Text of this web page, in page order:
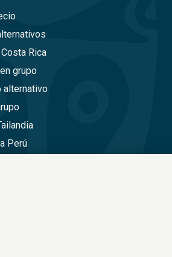
Rica
grupo
alternativo
Perú
Vietnam
111-113 (Barcelona)